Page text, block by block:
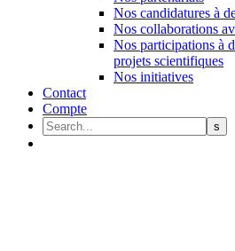
Nos candidatures à
Nos collaborations
Nos participations à
projets scientifiques
Nos initiatives
Contact
Compte